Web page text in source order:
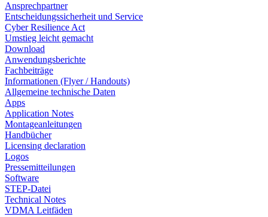
Ansprechpartner
Entscheidungssicherheit und Service
Cyber Resilience Act
Umstieg leicht gemacht
Download
Anwendungsberichte
Fachbeiträge
Informationen (Flyer / Handouts)
Allgemeine technische Daten
Apps
Application Notes
Montageanleitungen
Handbücher
Licensing declaration
Logos
Pressemitteilungen
Software
STEP-Datei
Technical Notes
VDMA Leitfäden